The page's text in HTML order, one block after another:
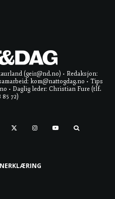
(geir@nd.no) • Redaksjon:
kom@nattogdag.no • Tips
• Daglig leder: Christian Fure (tlf.
85 72)